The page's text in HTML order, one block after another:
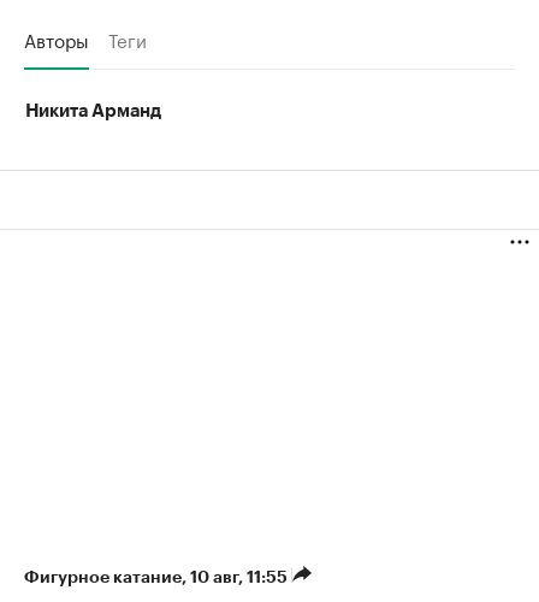
Авторы Теги
Никита Арманд
Фигурное катание 10 авг, 11:55